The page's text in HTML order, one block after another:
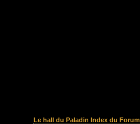
Le hall du Paladin Index du Forum